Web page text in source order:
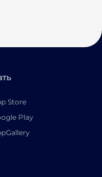
Store
Play